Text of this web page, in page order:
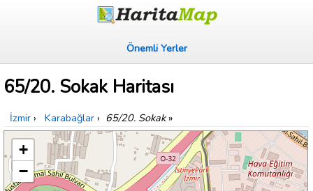
Önemli Yerler
65/20. Sokak Haritası
İzmir › Karabağlar › 65/20. Sokak»
+
−